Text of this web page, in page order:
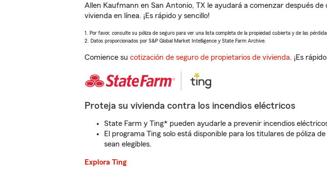
Allen Kaufmann en San Antonio, TX le ayudará a comenzar después
vivienda en línea. ¡Es rápido y sencillo!
1. Por favor, consulte su póliza de seguro para ver una lista completa de la propiedad cubierta y de las
2. Datos proporcionados por S&P Global Market Intelligence y State Farm Archive.
Comience su cotización de seguro de propietarios de vivienda. ¡Es
Proteja su vivienda contra los incendios eléctricos
State Farm y Ting* pueden ayudarle a prevenir incendios
El programa Ting solo está disponible para los titulares de póliza
sean elegibles.
Explora Ting